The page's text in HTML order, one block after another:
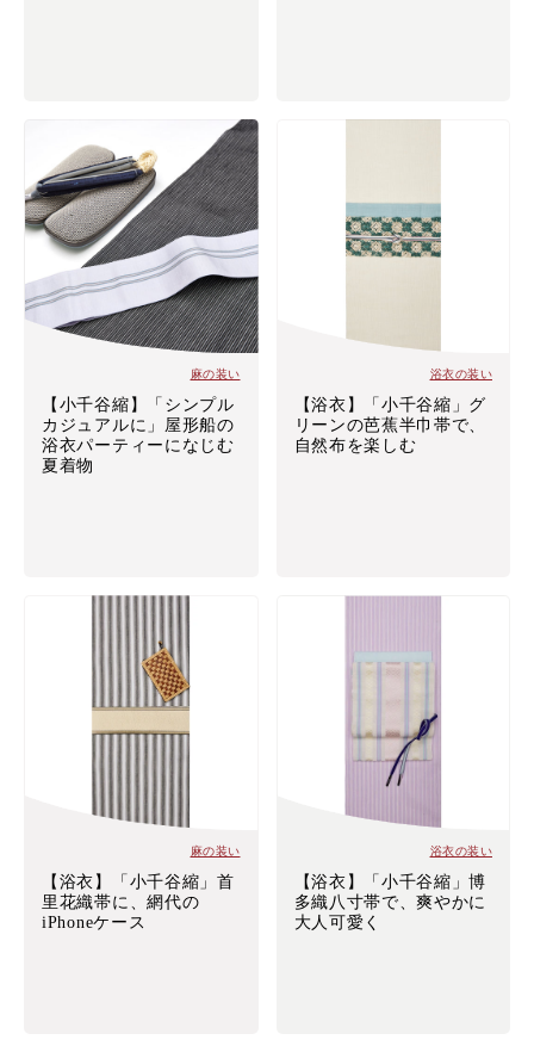
麻の装い
【小千谷縮】「シンプル
カジュアルに」屋形船の
浴衣パーティーになじむ
夏着物
浴衣の装い
【浴衣】「小千谷縮」グ
リーンの芭蕉半巾帯で、
自然布を楽しむ
麻の装い
【浴衣】「小千谷縮」首
里花織帯に、網代の
iPhoneケース
浴衣の装い
【浴衣】「小千谷縮」博
多織八寸帯で、爽やかに
大人可愛く